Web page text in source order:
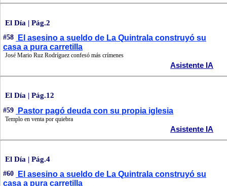
El Día | Pág.2
#58
El asesino a sueldo de La Quintrala construyó su
casa a pura carretilla
José Mario Ruz Rodríguez confesó más crímenes
Asistente IA
El Día | Pág.12
#59 Pastor pagó deuda con su propia iglesia
Templo en venta por quiebra
Asistente IA
El Día | Pág.4
#60
El asesino a sueldo de La Quintrala construyó su
casa a pura carretilla